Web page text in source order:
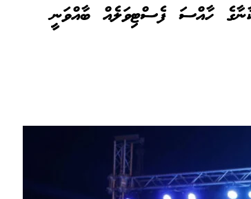
ހާއްސަ ފެސްޓިވަލެއް ބާއްވަނީ